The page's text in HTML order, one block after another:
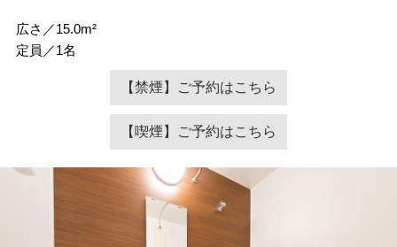
広さ／15.0m²
定員／1名
【禁煙】ご予約はこちら
【喫煙】ご予約はこちら